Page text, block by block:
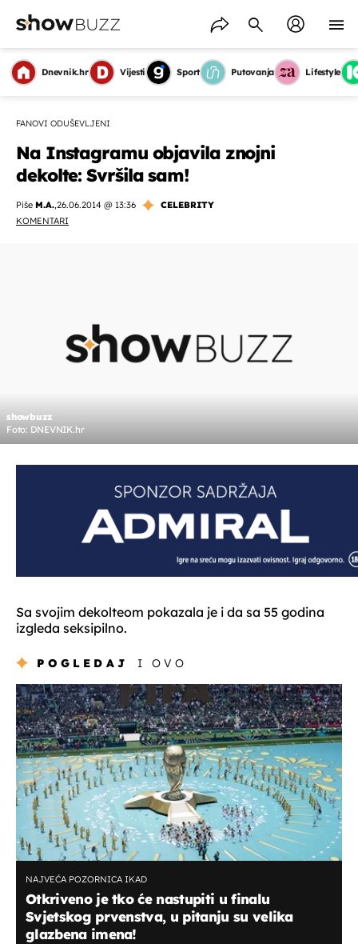
Dnevnik.hr Vijesti Sport Putovanja Lifestyle
FANOVI ODUŠEVLJENI
Na Instagramu objavila znojni
dekolte: Svršila sam!
Piše M.A.,26.06.2014 @ 13:36
CELEBRITY
KOMENTARI
showbuzz
Foto: DNEVNIK.hr
Sa svojim dekolteom pokazala je i da sa 55 godina
izgleda seksipilno.
POGLEDAJ I OVO
NAJVEĆA POZORNICA IKAD
Otkriveno je tko će nastupiti u finalu
Svjetskog prvenstva, u pitanju su velika
glazbena imena!